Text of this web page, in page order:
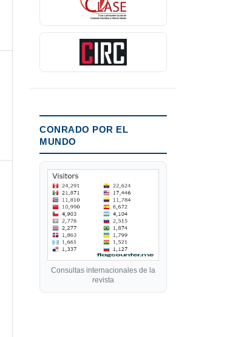
CONRADO POR EL
MUNDO
Consultas internacionales de la
revista